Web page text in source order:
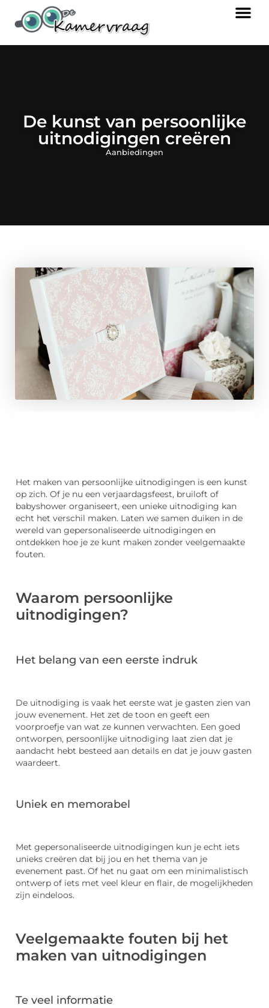
De kunst van persoonlijke
uitnodigingen creëren
Aanbiedingen
Het maken van persoonlijke uitnodigingen is een kunst
op zich. Of je nu een verjaardagsfeest, bruiloft of
babyshower organiseert, een unieke uitnodiging kan
echt het verschil maken. Laten we samen duiken in de
wereld van gepersonaliseerde uitnodigingen en
ontdekken hoe je ze kunt maken zonder veelgemaakte
fouten.
Waarom persoonlijke
uitnodigingen?
Het belang van een eerste indruk
De uitnodiging is vaak het eerste wat je gasten zien van
jouw evenement. Het zet de toon en geeft een
voorproefje van wat ze kunnen verwachten. Een goed
ontworpen, persoonlijke uitnodiging laat zien dat je
aandacht hebt besteed aan details en dat je jouw gasten
waardeert.
Uniek en memorabel
Met gepersonaliseerde uitnodigingen kun je echt iets
unieks creëren dat bij jou en het thema van je
evenement past. Of het nu gaat om een minimalistisch
ontwerp of iets met veel kleur en flair, de mogelijkheden
zijn eindeloos.
Veelgemaakte fouten bij het
maken van uitnodigingen
Te veel informatie